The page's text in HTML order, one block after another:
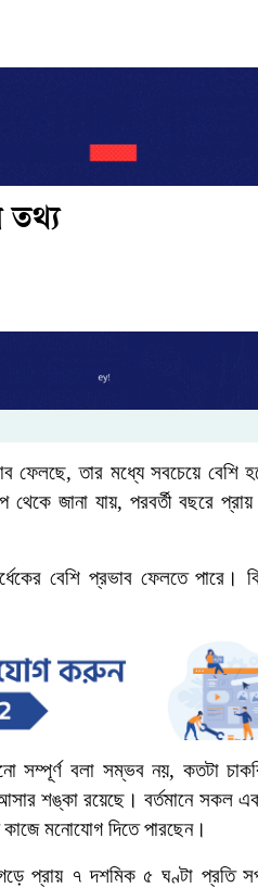
তথ্য
তার মধ্যে সবচেয়ে বেশি
থেকে জানা যায়, পরবর্তী বছরে
বেশি প্রভাব ফেলতে পারে।
সম্পূর্ণ বলা সম্ভব নয়, কতটা
আসার শঙ্কা রয়েছে।বর্তমানে সকল
মনোযোগ দিতে পারছেন।
প্রায় ৭ দশমিক ৫ ঘণ্টা প্রতি